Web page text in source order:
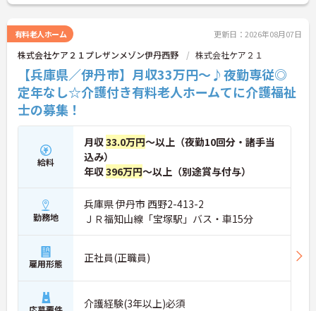
有料老人ホーム 更新日：2026年08月07日
株式会社ケア２１プレザンメゾン伊丹西野 株式会社ケア２１
【兵庫県／伊丹市】月収33万円～♪夜勤専従◎
定年なし☆介護付き有料老人ホームてに介護福祉
士の募集！
給料
月収33.0万円～以上（夜勤10回分・諸手当
込み）
年収396万円～以上（別途賞与付与）
勤務地
兵庫県 伊丹市 西野2-413-2
ＪＲ福知山線「宝塚駅」バス・車15分
雇用形態 正社員(正職員)
介護経験(3年以上)必須